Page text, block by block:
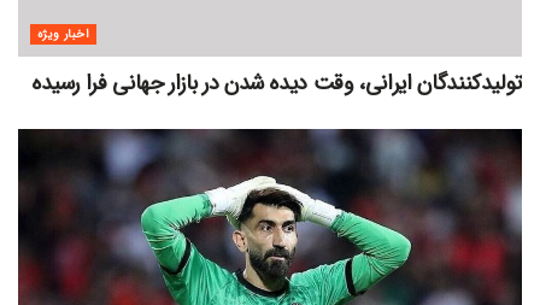
اخبار ویژه
تولیدکنندگان ایرانی، وقت دیده شدن در بازار جهانی فرا رسیده